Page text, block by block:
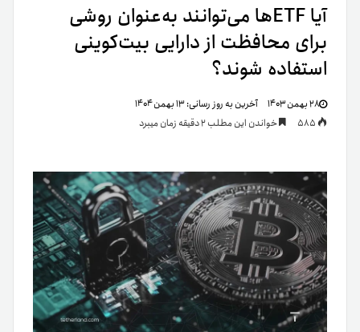
آیا ETFها می‌توانند به‌عنوان روشی
برای محافظت از دارایی بیت‌کوینی
استفاده شوند؟
۲۸ بهمن ۱۴۰۳ آخرین به روز رسانی:۱۳ بهمن ۱۴۰۴
خواندن این مطلب 2 دقیقه زمان میبرد